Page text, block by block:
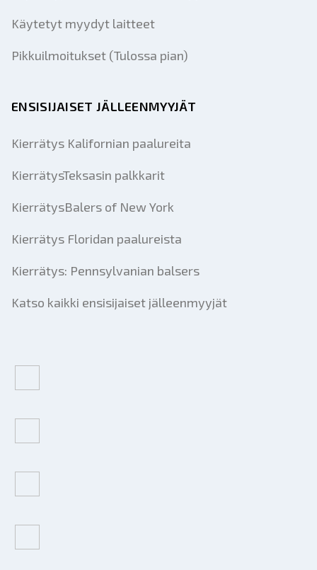
Käytetyt myydyt laitteet
Pikkuilmoitukset (Tulossa pian)
ENSISIJAISET JÄLLEENMYYJÄT
Kierrätys Kalifornian paalureita
KierrätysTeksasin palkkarit
KierrätysBalers of New York
Kierrätys Floridan paalureista
Kierrätys: Pennsylvanian balsers
Katso kaikki ensisijaiset jälleenmyyjät